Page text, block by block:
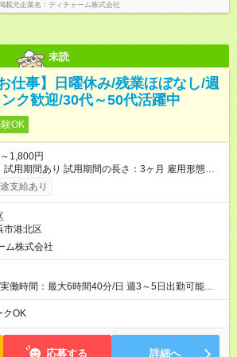
載元企業名 ディチャーム株式会社
未読
仕事】日曜休み/残業ほぼなし/週
ク歓迎/30代～50代活躍中
OK
1,800円
試用期間あり 試用期間の長さ：3ヶ月 雇用形態、
時と同じです。
支給あり
市港北区
ム株式会社
働時間：最大6時間40分/日 週3～5日出勤可能な
間はご相談可能です ※勤務地により多少の前後
クOK
応募する 詳細へ